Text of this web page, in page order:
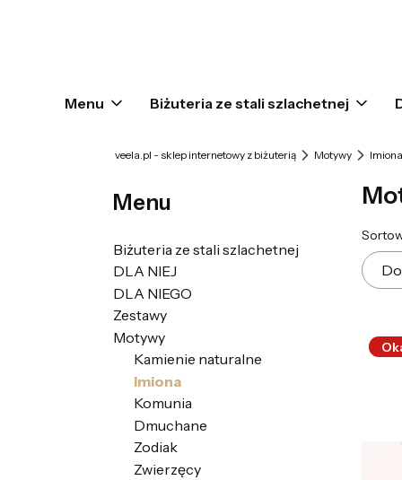
Menu Biżuteria ze stali szlachetnej
veela.pl - sklep internetowy z biżuterią Motywy Imiona
Menu
Biżuteria ze stali szlachetnej
DLA NIEJ
DLA NIEGO
Zestawy
Motywy
Kamienie naturalne
Imiona
Komunia
Dmuchane
Zodiak
Zwierzęcy